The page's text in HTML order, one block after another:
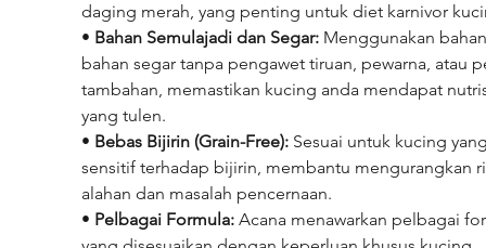
daging merah, yang penting untuk diet karnivor
• Bahan Semulajadi dan Segar: Menggunakan
bahan segar tanpa pengawet tiruan, pewarna, atau
tambahan, memastikan kucing anda mendapat
yang tulen.
• Bebas Bijirin (Grain-Free): Sesuai untuk kucing
sensitif terhadap bijirin, membantu mengurangkan
alahan dan masalah pencernaan.
• Pelbagai Formula: Acana menawarkan pelbagai